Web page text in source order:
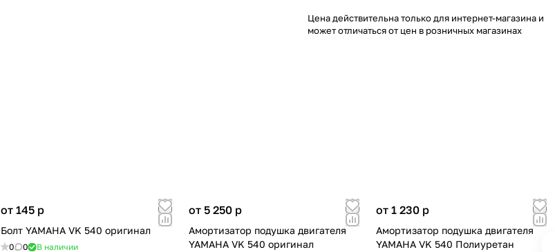
Цена действительна только для интернет-магазина и
может отличаться от цен в розничных магазинах
от 145 p
Болт YAMAHA VK 540 оригинал
0 0 В наличии
от 5 250 p
Амортизатор подушка двигателя
YAMAHA VK 540 оригинал
от 1 230 p
Амортизатор подушка двигателя
YAMAHA VK 540 Полиуретан